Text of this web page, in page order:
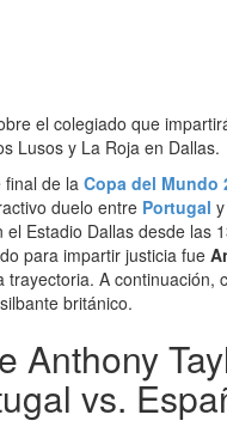
el colegiado que
Lusos y La Roja en Dallas.
final de la Copa del Mundo
duelo entre Portugal y
el Estadio Dallas desde las
para impartir justicia fue
trayectoria. A continuación,
británico.
Anthony
vs.